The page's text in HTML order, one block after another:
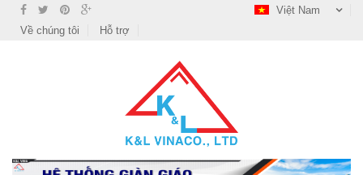
Việt Nam
Về chúng tôi
Hỗ trợ